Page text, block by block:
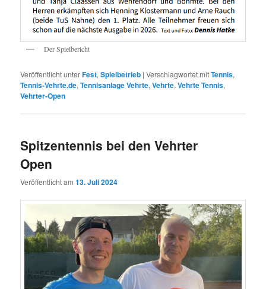
Der Spielbericht
Veröffentlicht unterFest,Spielbetrieb |Verschlagwortet mitTennis,
Tennis-Vehrte.de,Tennisanlage Vehrte,Vehrte,Vehrte Tennis,
Vehrter-Open
Spitzentennis bei den Vehrter
Open
Veröffentlicht am13. Juli 2024